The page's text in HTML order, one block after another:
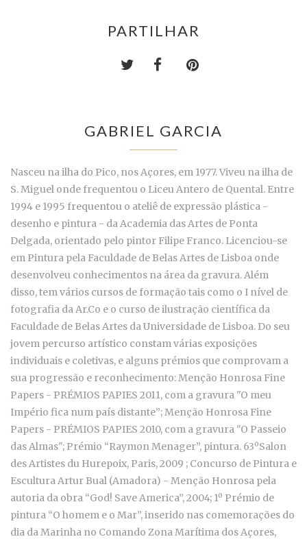
PARTILHAR
GABRIEL GARCIA
Nasceu na ilha do Pico, nos Açores, em 1977. Viveu na ilha de
S. Miguel onde frequentou o Liceu Antero de Quental. Entre
1994 e 1995 frequentou o ateliê de expressão plástica -
desenho e pintura - da Academia das Artes de Ponta
Delgada, orientado pelo pintor Filipe Franco. Licenciou-se
em Pintura pela Faculdade de Belas Artes de Lisboa onde
desenvolveu conhecimentos na área da gravura. Além
disso, tem vários cursos de formação tais como o I nível de
fotografia da Ar.Co e o curso de ilustração científica da
Faculdade de Belas Artes da Universidade de Lisboa. Do seu
jovem percurso artístico constam várias exposições
individuais e coletivas, e alguns prémios que comprovam a
sua progressão e reconhecimento: Menção Honrosa Fine
Papers - PRÉMIOS PAPIES 2011, com a gravura "O meu
Império fica num país distante”; Menção Honrosa Fine
Papers - PRÉMIOS PAPIES 2010, com a gravura "O Passeio
das Almas"; Prémio “Raymon Menager”, pintura. 63ºSalon
des Artistes du Hurepoix, Paris, 2009 ; Concurso de Pintura e
Escultura Artur Bual (Amadora) - Menção Honrosa pela
autoria da obra “God! Save America”, 2004; 1º Prémio de
pintura “O homem e o Mar”, inserido nas comemorações do
dia da Marinha no Comando Zona Marítima dos Açores,